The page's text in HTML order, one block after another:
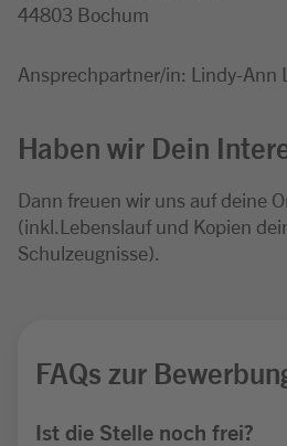
44803 Bochum
Ansprechpartner/in: Lindy-Ann
Haben wir Dein
Dann freuen wir uns auf deine
(inkl.Lebenslauf und Kopien
Schulzeugnisse).
FAQs zur
Ist die Stelle noch frei?